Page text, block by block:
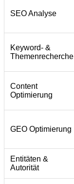
SEO Analyse
Keyword- &
Themenrecherche
Content
Optimierung
GEO Optimierung
Entitäten &
Autorität